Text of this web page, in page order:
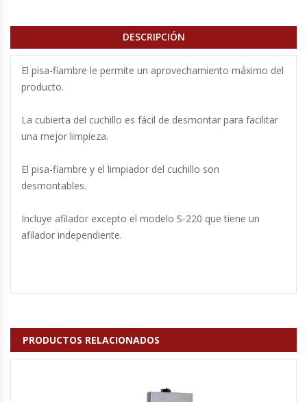
Frigobar
Hervidores / Percoladores
Hornos A Piso Y Pizzeros
Hornos Cocción Acelerada
Laminadora De Masas
DESCRIPCIÓN
El pisa-fiambre le permite un aprovechamiento máximo del
producto.
La cubierta del cuchillo es fácil de desmontar para facilitar
una mejor limpieza.
El pisa-fiambre y el limpiador del cuchillo son
desmontables.
Incluye afilador excepto el modelo S-220 que tiene un
afilador independiente.
PRODUCTOS RELACIONADOS